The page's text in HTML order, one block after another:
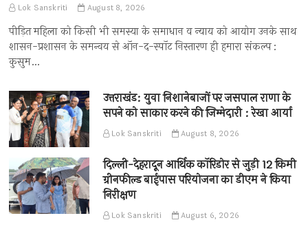
Lok Sanskriti August 8, 2026
पीड़ित महिला को किसी भी समस्या के समाधान व न्याय को आयोग उनके साथ
शासन-प्रशासन के समन्वय से ऑन-द-स्पॉट निस्तारण ही हमारा संकल्प :
कुसुम…
उत्तराखंड: युवा निशानेबाजों पर जसपाल राणा के
सपने को साकार करने की जिम्मेदारी : रेखा आर्या
Lok Sanskriti August 8, 2026
दिल्ली-देहरादून आर्थिक कॉरिडोर से जुड़ी 12 किमी
ग्रीनफील्ड बाईपास परियोजना का डीएम ने किया
निरीक्षण
Lok Sanskriti August 6, 2026